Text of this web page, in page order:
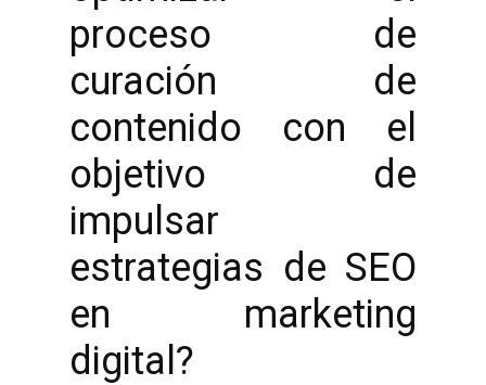
proceso de
curación de
contenido con el
objetivo de
impulsar
estrategias de SEO
en marketing
digital?